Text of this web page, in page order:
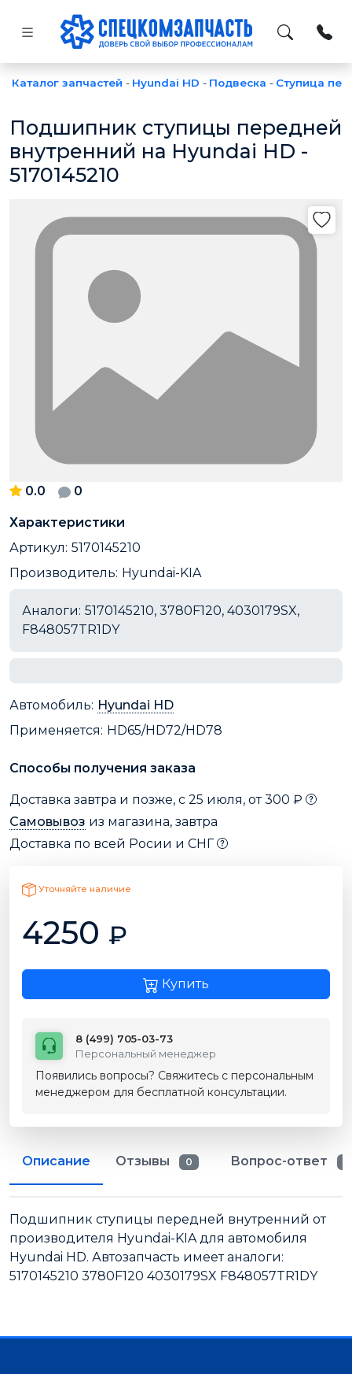
Каталог запчастей - Hyundai HD - Подвеска - Ступица
Подшипник ступицы передней
внутренний на Hyundai HD -
5170145210
0.0 0
Характеристики
Артикул: 5170145210
Производитель: Hyundai-KIA
Аналоги: 5170145210, 3780F120, 4030179SX,
F848057TR1DY
Автомобиль: Hyundai HD
Применяется: HD65/HD72/HD78
Способы получения заказа
Доставка завтра и позже, с 25 июля, от 300 ₽
Самовывоз из магазина, завтра
Доставка по всей Росии и СНГ
Уточняйте наличие
4250 ₽
Купить
8 (499) 705-03-73
Персональный менеджер
Появились вопросы? Свяжитесь с персональным
менеджером для бесплатной консультации.
Описание Отзывы 0 Вопрос-ответ
Подшипник ступицы передней внутренний от
производителя Hyundai-KIA для автомобиля
Hyundai HD. Автозапчасть имеет аналоги:
5170145210 3780F120 4030179SX F848057TR1DY